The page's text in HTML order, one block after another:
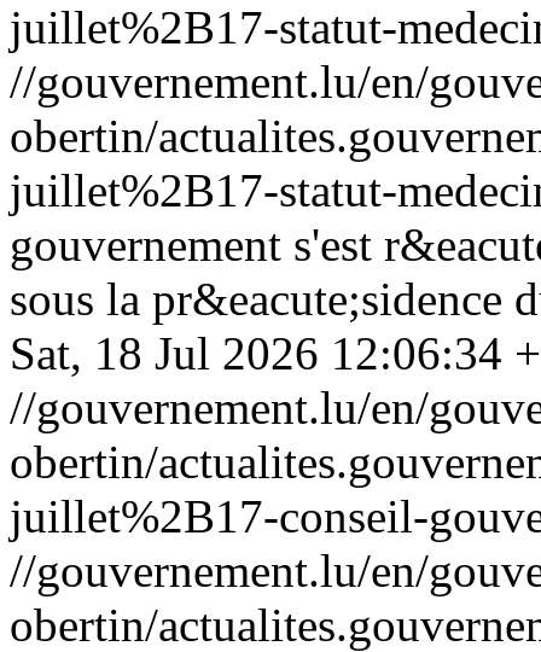
juillet%2B17-statut-
//gouvernement.lu/en/
obertin/
juillet%2B17-statut-
gouvernement s'est
sous la pr&eacute;sidence
Sat, 18 Jul 2026 12:06:34
//gouvernement.lu/en/
obertin/
juillet%2B17-conseil-
//gouvernement.lu/en/
obertin/